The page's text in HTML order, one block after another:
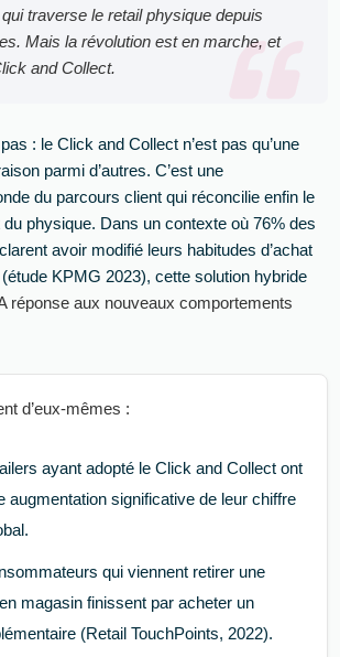
traverse le retail physique depuis
Mais la révolution est en marche, et
and Collect.
: le Click and Collect n’est pas qu’une
parmi d’autres. C’est une
du parcours client qui réconcilie enfin le
du physique. Dans un contexte où 76% des
avoir modifié leurs habitudes d’achat
KPMG 2023), cette solution hybride
réponse aux nouveaux comportements
d’eux-mêmes :
ayant adopté le Click and Collect ont
augmentation significative de leur chiffre
qui viennent retirer une
magasin finissent par acheter un
(Retail TouchPoints, 2022).